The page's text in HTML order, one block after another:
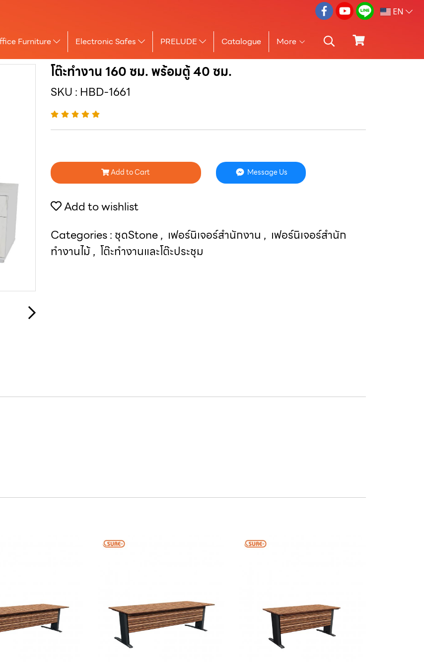
EN
Furniture Electronic Safes PRELUDE Catalogue More
โต๊ะทำงาน 160 ซม. พร้อมตู้ 40 ซม.
SKU : HBD-1661
Add to Cart Message Us
Add to wishlist
Categories : ชุดStone, เฟอร์นิเจอร์สำนักงาน , เฟอร์นิเจอร์สำนัก
ทำงานไม้, โต๊ะทำงานและโต๊ะประชุม